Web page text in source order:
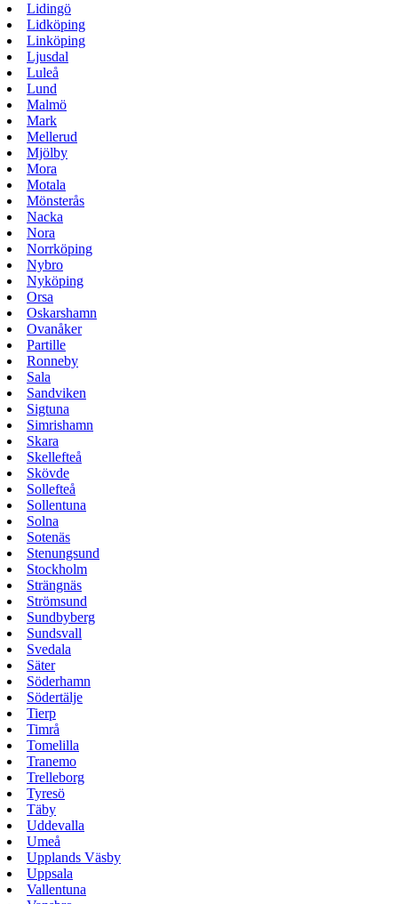
Lidingö
Lidköping
Linköping
Ljusdal
Luleå
Lund
Malmö
Mark
Mellerud
Mjölby
Mora
Motala
Mönsterås
Nacka
Nora
Norrköping
Nybro
Nyköping
Orsa
Oskarshamn
Ovanåker
Partille
Ronneby
Sala
Sandviken
Sigtuna
Simrishamn
Skara
Skellefteå
Skövde
Sollefteå
Sollentuna
Solna
Sotenäs
Stenungsund
Stockholm
Strängnäs
Strömsund
Sundbyberg
Sundsvall
Svedala
Säter
Söderhamn
Södertälje
Tierp
Timrå
Tomelilla
Tranemo
Trelleborg
Tyresö
Täby
Uddevalla
Umeå
Upplands Väsby
Uppsala
Vallentuna